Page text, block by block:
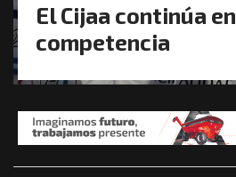
El Cijaa continúa en
competencia